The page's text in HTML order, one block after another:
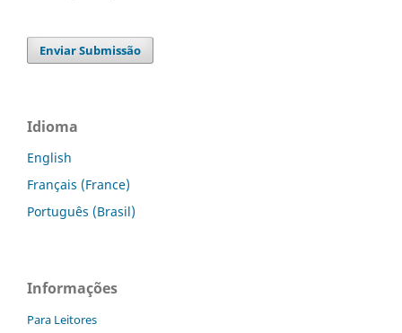
Enviar Submissão
Idioma
English
Français (France)
Português (Brasil)
Informações
Para Leitores